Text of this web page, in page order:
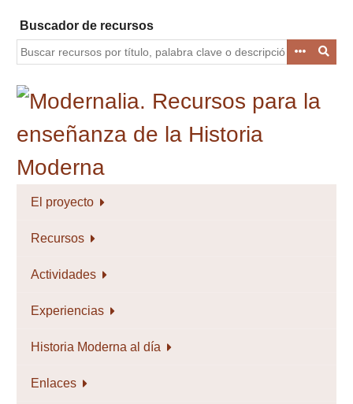
contenido
principal
Buscador de recursos
El proyecto
Recursos
Actividades
Experiencias
Historia Moderna al día
Enlaces